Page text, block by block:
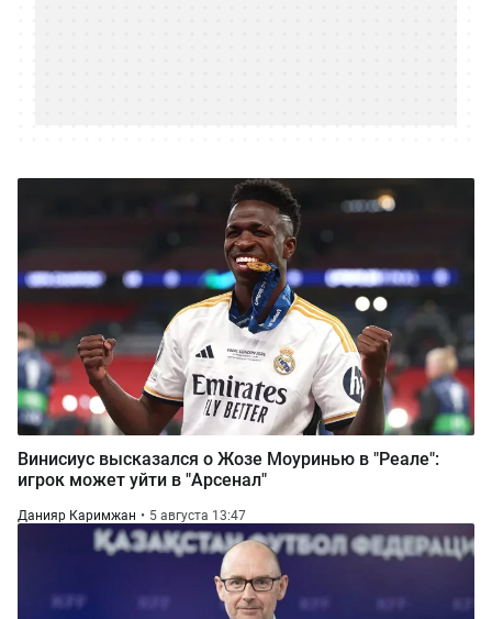
Винисиус высказался о Жозе Моуринью в "Реале":
игрок может уйти в "Арсенал"
Данияр Каримжан 5 августа 13:47